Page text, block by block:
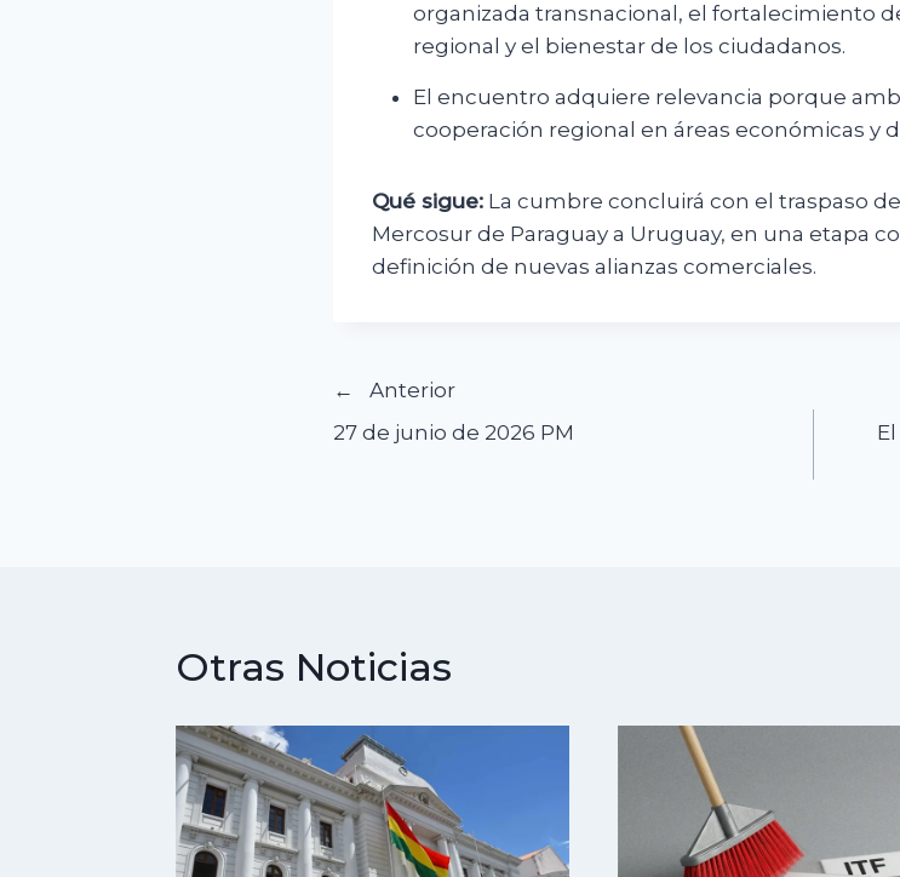
organizada transnacional, el fortalecimiento
regional y el bienestar de los ciudadanos.
El encuentro adquiere relevancia porque
cooperación regional en áreas económicas y
Qué sigue: La cumbre concluirá con el traspaso
Mercosur de Paraguay a Uruguay, en una etapa
definición de nuevas alianzas comerciales.
Navegación
Anterior
27 de junio de 2026 PM
Otras Noticias